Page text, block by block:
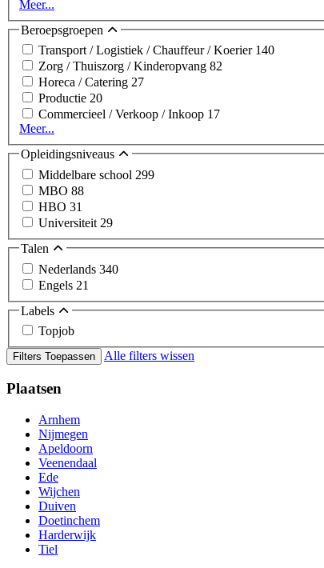
Meer...
Beroepsgroepen
Transport / Logistiek / Chauffeur / Koerier 140
Zorg / Thuiszorg / Kinderopvang 82
Horeca / Catering 27
Productie 20
Commercieel / Verkoop / Inkoop 17
Meer...
Opleidingsniveaus
Middelbare school 299
MBO 88
HBO 31
Universiteit 29
Talen
Nederlands 340
Engels 21
Labels
Topjob
Filters Toepassen Alle filters wissen
Plaatsen
Arnhem
Nijmegen
Apeldoorn
Veenendaal
Ede
Wijchen
Duiven
Doetinchem
Harderwijk
Tiel